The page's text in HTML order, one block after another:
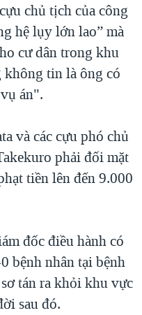
chủ tịch của công
hệ lụy lớn lao” mà
cư dân trong khu
tin là ông có
án".
và các cựu phó chủ
phải đối mặt
tiền lên đến 9.000
đốc điều hành có
bệnh nhân tại bệnh
tán ra khỏi khu vực
sau đó.